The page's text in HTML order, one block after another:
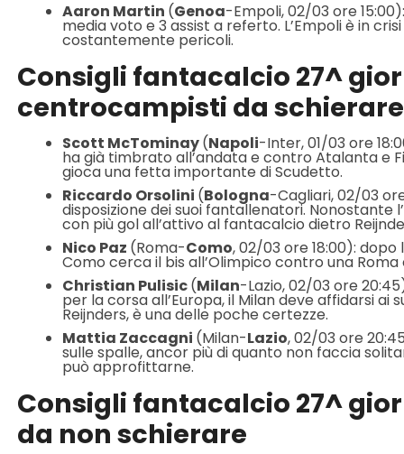
Aaron Martin (Genoa-Empoli, 02/03 ore
media voto e 3 assist a referto. L’Empoli è in
costantemente pericoli.
Consigli fantacalcio 27^
centrocampisti da schierare
Scott McTominay(Napoli-Inter, 01/03 ore
ha già timbrato all’andata e contro Atalanta e
gioca una fetta importante di Scudetto.
Riccardo Orsolini (Bologna-Cagliari, 02/03
disposizione dei suoi fantallenatori.
con più gol all’attivo al fantacalcio dietro
Nico Paz (Roma-Como, 02/03 ore 18:00):
Como cerca il bis all’Olimpico contro una
Christian Pulisic(Milan-Lazio, 02/03 ore
per la corsa all’Europa, il Milan deve affidarsi ai
Reijnders, è una delle poche certezze.
Mattia Zaccagni (Milan-Lazio, 02/03 ore
sulle spalle, ancor più di quanto non faccia
può approfittarne.
Consigli fantacalcio 27^
da non schierare